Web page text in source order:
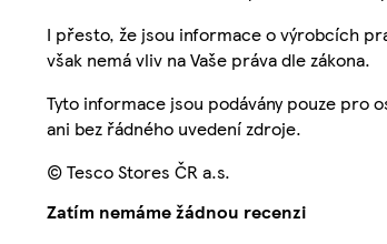
I přesto, že jsou informace o výrobcích
však nemá vliv na Vaše práva dle zákona.
Tyto informace jsou podávány pouze pro
ani bez řádného uvedení zdroje.
© Tesco Stores ČR a.s.
Zatím nemáme žádnou recenzi